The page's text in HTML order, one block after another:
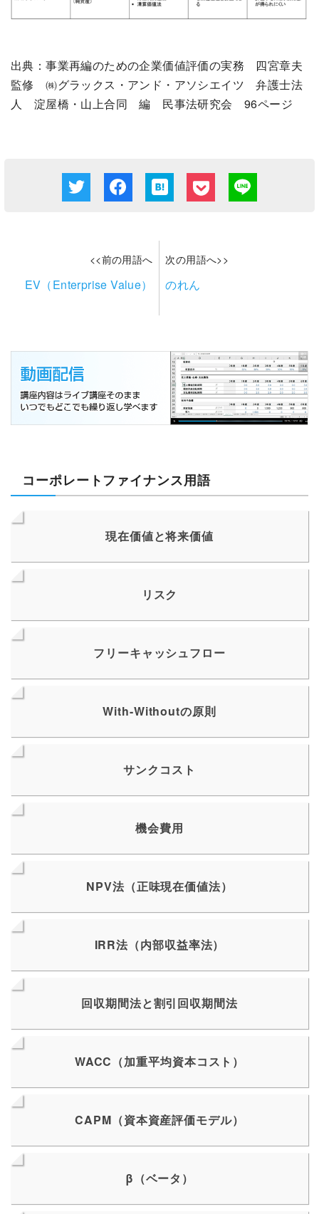
出典：事業再編のための企業価値評価の実務 四宮章夫
監修 ㈱グラックス・アンド・アソシエイツ 弁護士法
人 淀屋橋・山上合同 編 民事法研究会 96ページ
<<前の用語へ
EV（Enterprise Value）
次の用語へ>>
のれん
コーポレートファイナンス用語
現在価値と将来価値
リスク
フリーキャッシュフロー
With-Withoutの原則
サンクコスト
機会費用
NPV法（正味現在価値法）
IRR法（内部収益率法）
回収期間法と割引回収期間法
WACC（加重平均資本コスト）
CAPM（資本資産評価モデル）
β（ベータ）